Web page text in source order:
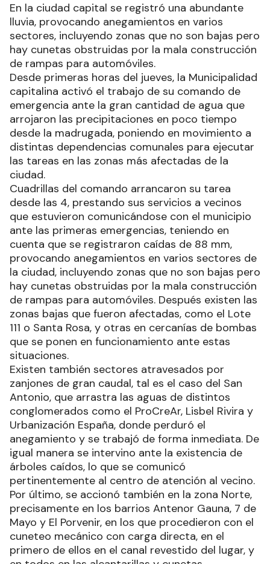
En la ciudad capital se registró una abundante
lluvia, provocando anegamientos en varios
sectores, incluyendo zonas que no son bajas pero
hay cunetas obstruidas por la mala construcción
de rampas para automóviles.
Desde primeras horas del jueves, la Municipalidad
capitalina activó el trabajo de su comando de
emergencia ante la gran cantidad de agua que
arrojaron las precipitaciones en poco tiempo
desde la madrugada, poniendo en movimiento a
distintas dependencias comunales para ejecutar
las tareas en las zonas más afectadas de la
ciudad.
Cuadrillas del comando arrancaron su tarea
desde las 4, prestando sus servicios a vecinos
que estuvieron comunicándose con el municipio
ante las primeras emergencias, teniendo en
cuenta que se registraron caídas de 88 mm,
provocando anegamientos en varios sectores de
la ciudad, incluyendo zonas que no son bajas pero
hay cunetas obstruidas por la mala construcción
de rampas para automóviles. Después existen las
zonas bajas que fueron afectadas, como el Lote
111 o Santa Rosa, y otras en cercanías de bombas
que se ponen en funcionamiento ante estas
situaciones.
Existen también sectores atravesados por
zanjones de gran caudal, tal es el caso del San
Antonio, que arrastra las aguas de distintos
conglomerados como el ProCreAr, Lisbel Rivira y
Urbanización España, donde perduró el
anegamiento y se trabajó de forma inmediata. De
igual manera se intervino ante la existencia de
árboles caídos, lo que se comunicó
pertinentemente al centro de atención al vecino.
Por último, se accionó también en la zona Norte,
precisamente en los barrios Antenor Gauna, 7 de
Mayo y El Porvenir, en los que procedieron con el
cuneteo mecánico con carga directa, en el
primero de ellos en el canal revestido del lugar, y